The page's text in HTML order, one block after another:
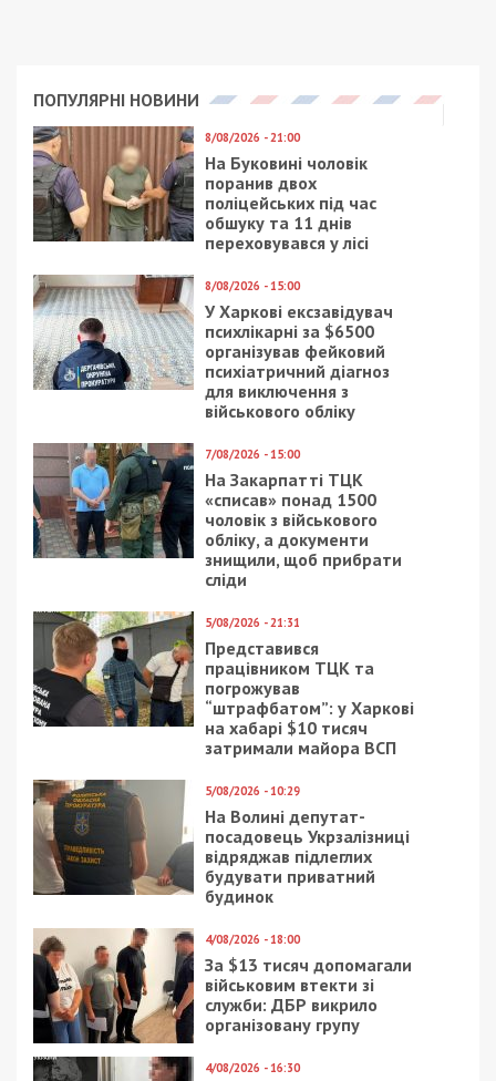
ПОПУЛЯРНІ НОВИНИ
8/08/2026 - 21:00
На Буковині чоловік
поранив двох
поліцейських під час
обшуку та 11 днів
переховувався у лісі
8/08/2026 - 15:00
У Харкові ексзавідувач
психлікарні за $6500
організував фейковий
психіатричний діагноз
для виключення з
військового обліку
7/08/2026 - 15:00
На Закарпатті ТЦК
«списав» понад 1500
чоловік з військового
обліку, а документи
знищили, щоб прибрати
сліди
5/08/2026 - 21:31
Представився
працівником ТЦК та
погрожував
“штрафбатом”: у Харкові
на хабарі $10 тисяч
затримали майора ВСП
5/08/2026 - 10:29
На Волині депутат-
посадовець Укрзалізниці
відряджав підлеглих
будувати приватний
будинок
4/08/2026 - 18:00
За $13 тисяч допомагали
військовим втекти зі
служби: ДБР викрило
організовану групу
4/08/2026 - 16:30